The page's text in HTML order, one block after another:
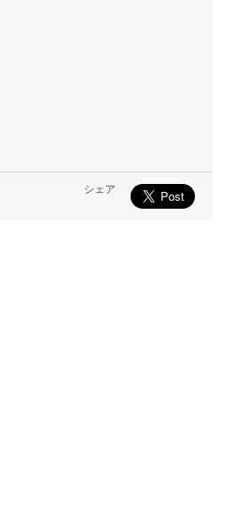
シェア